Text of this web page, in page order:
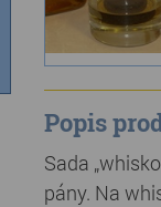
Popis
Sada
pány. Na